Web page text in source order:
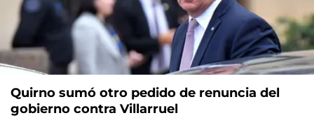
Quirno sumó otro pedido de renuncia del
gobierno contra Villarruel